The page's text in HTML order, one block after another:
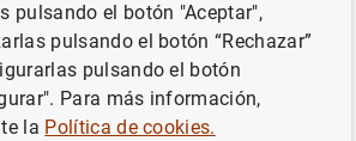
pulsando el botón "Aceptar",
pulsando el botón “Rechazar”
pulsando el botón
Para más información,
la Política de cookies.